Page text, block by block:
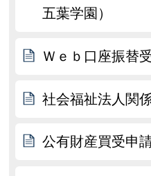
五葉学園）
Ｗｅｂ口座振替
社会福祉法人関
公有財産買受申